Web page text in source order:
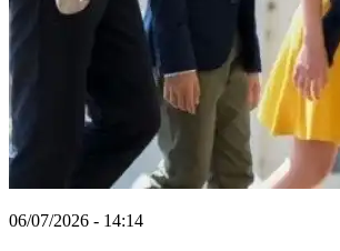
06/07/2026 - 14:14